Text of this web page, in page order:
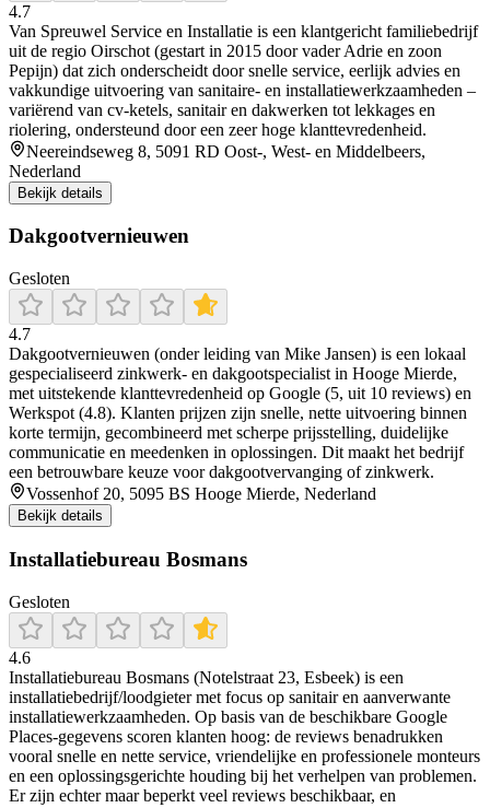
4.7
Van Spreuwel Service en Installatie is een klantgericht familiebedrijf
uit de regio Oirschot (gestart in 2015 door vader Adrie en zoon
Pepijn) dat zich onderscheidt door snelle service, eerlijk advies en
vakkundige uitvoering van sanitaire- en installatiewerkzaamheden –
variërend van cv-ketels, sanitair en dakwerken tot lekkages en
riolering, ondersteund door een zeer hoge klanttevredenheid.
Neereindseweg 8, 5091 RD Oost-, West- en Middelbeers,
Nederland
Bekijk details
Dakgootvernieuwen
Gesloten
4.7
Dakgootvernieuwen (onder leiding van Mike Jansen) is een lokaal
gespecialiseerd zinkwerk- en dakgootspecialist in Hooge Mierde,
met uitstekende klanttevredenheid op Google (5, uit 10 reviews) en
Werkspot (4.8). Klanten prijzen zijn snelle, nette uitvoering binnen
korte termijn, gecombineerd met scherpe prijsstelling, duidelijke
communicatie en meedenken in oplossingen. Dit maakt het bedrijf
een betrouwbare keuze voor dakgootvervanging of zinkwerk.
Vossenhof 20, 5095 BS Hooge Mierde, Nederland
Bekijk details
Installatiebureau Bosmans
Gesloten
4.6
Installatiebureau Bosmans (Notelstraat 23, Esbeek) is een
installatiebedrijf/loodgieter met focus op sanitair en aanverwante
installatiewerkzaamheden. Op basis van de beschikbare Google
Places-gegevens scoren klanten hoog: de reviews benadrukken
vooral snelle en nette service, vriendelijke en professionele monteurs
en een oplossingsgerichte houding bij het verhelpen van problemen.
Er zijn echter maar beperkt veel reviews beschikbaar, en